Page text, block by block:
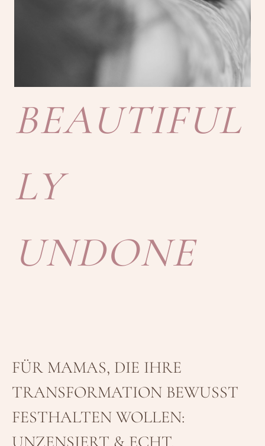
BEAUTIFUL
LY
UNDONE
FÜR MAMAS, DIE IHRE
TRANSFORMATION BEWUSST
FESTHALTEN WOLLEN:
UNZENSIERT & ECHT.